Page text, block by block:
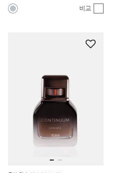
비교